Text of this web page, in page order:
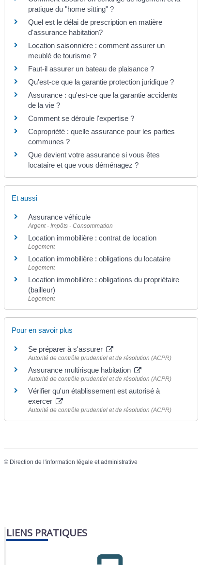
pratique du "home sitting" ?
Quel est le délai de prescription en matière
d'assurance habitation?
Location saisonnière : comment assurer un
meublé de tourisme ?
Faut-il assurer un bateau de plaisance ?
Qu'est-ce que la garantie protection juridique ?
Assurance : qu'est-ce que la garantie accidents
de la vie ?
Comment se déroule l'expertise ?
Copropriété : quelle assurance pour les parties
communes ?
Que devient votre assurance si vous êtes
locataire et que vous déménagez ?
Et aussi
Assurance véhicule
Argent - Impôts - Consommation
Location immobilière : contrat de location
Logement
Location immobilière : obligations du locataire
Logement
Location immobilière : obligations du propriétaire
(bailleur)
Logement
Pour en savoir plus
Se préparer à s'assurer
Autorité de contrôle prudentiel et de résolution (ACPR)
Assurance multirisque habitation
Autorité de contrôle prudentiel et de résolution (ACPR)
Vérifier qu'un établissement est autorisé à
exercer
Autorité de contrôle prudentiel et de résolution (ACPR)
© Direction de l'information légale et administrative
LIENS PRATIQUES